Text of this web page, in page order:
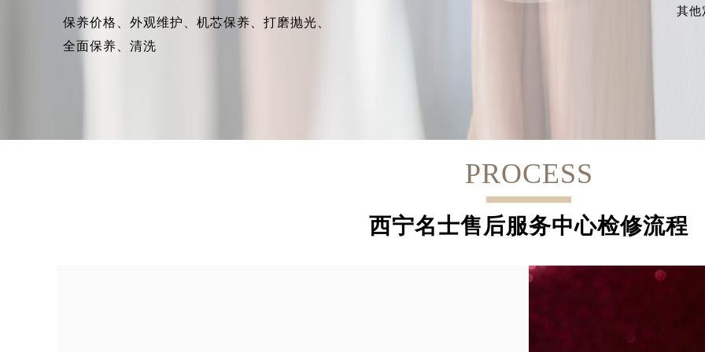
保养价格、外观维护、机芯保养、打磨抛光、
全面保养、清洗
其他
PROCESS
西宁名士售后服务中心检修流程